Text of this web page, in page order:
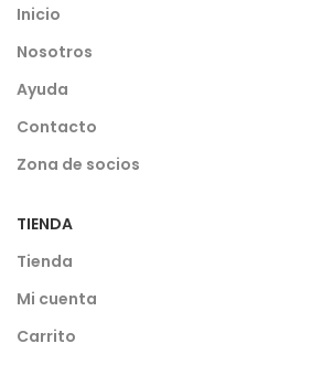
Inicio
Nosotros
Ayuda
Contacto
Zona de socios
TIENDA
Tienda
Mi cuenta
Carrito